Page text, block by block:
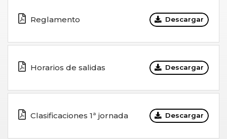
Reglamento Descargar
Horarios de salidas Descargar
Clasificaciones 1ª jornada Descargar